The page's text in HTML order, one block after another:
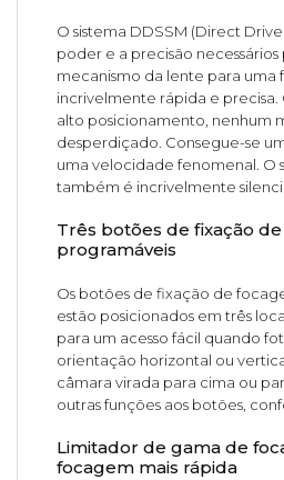
O sistema DDSSM (Direct
poder e a precisão necessários
mecanismo da lente para uma
incrivelmente rápida e precisa.
alto posicionamento, nenhum
desperdiçado. Consegue-se
uma velocidade fenomenal. O
também é incrivelmente
Três botões de fixação
programáveis
Os botões de fixação de
estão posicionados em três
para um acesso fácil quando
orientação horizontal ou
câmara virada para cima ou
outras funções aos botões,
Limitador de gama de
focagem mais rápida